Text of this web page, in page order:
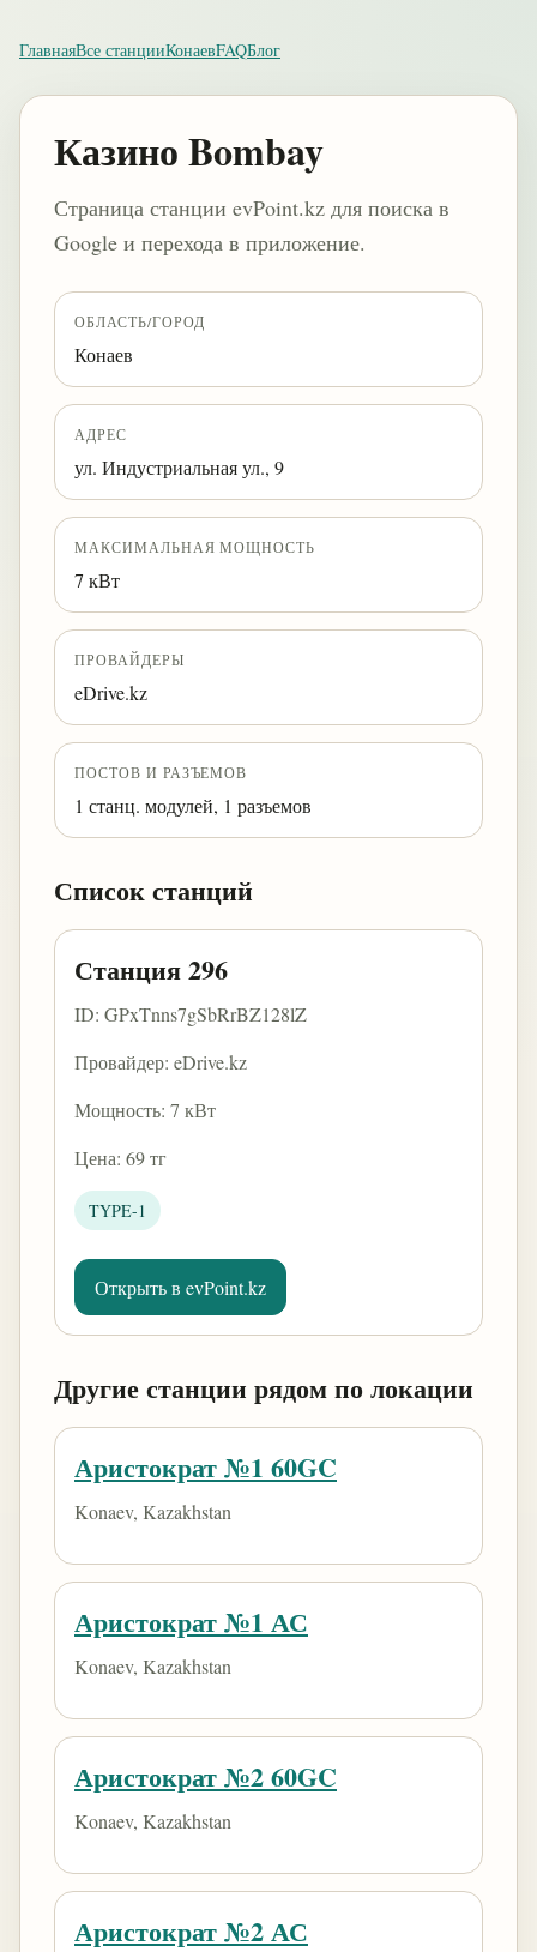
ГлавнаяВсе станцииКонаевFAQБлог
​Казино Bombay
Страница станции evPoint.kz для поиска в
Google и перехода в приложение.
ОБЛАСТЬ/ГОРОД
Конаев
АДРЕС
ул. Индустриальная ул., 9
МАКСИМАЛЬНАЯ МОЩНОСТЬ
7 кВт
ПРОВАЙДЕРЫ
eDrive.kz
ПОСТОВ И РАЗЪЕМОВ
1 станц. модулей, 1 разъемов
Список станций
Станция 296
ID: GPxTnns7gSbRrBZ128lZ
Провайдер: eDrive.kz
Мощность: 7 кВт
Цена: 69 тг
TYPE-1
Открыть в evPoint.kz
Другие станции рядом по локации
Аристократ №1 60GC
Konaev, Kazakhstan
Аристократ №1 АС
Konaev, Kazakhstan
Аристократ №2 60GC
Konaev, Kazakhstan
Аристократ №2 АС